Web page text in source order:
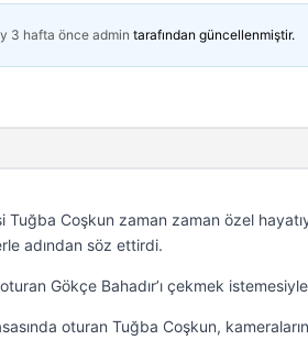
3 hafta önceadmin tarafından güncellenmiştir.
Tuğba Coşkun zaman zaman özel
adından söz ettirdi.
Gökçe Bahadır’ı çekmek
oturan Tuğba Coşkun,